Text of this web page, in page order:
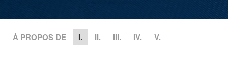
À PROPOS DE I. II. III. IV. V.